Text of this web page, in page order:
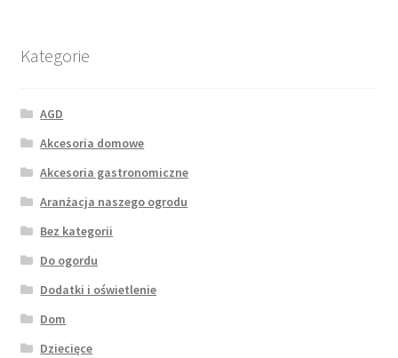
Kategorie
AGD
Akcesoria domowe
Akcesoria gastronomiczne
Aranżacja naszego ogrodu
Bez kategorii
Do ogordu
Dodatki i oświetlenie
Dom
Dziecięce